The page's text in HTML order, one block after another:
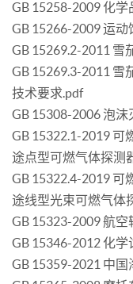
GB 15258-2009 化
GB 15266-2009 运动
GB 15269.2-2011 雪
GB 15269.3-2011 雪
技术要求.pdf
GB 15308-2006 泡沫
GB 15322.1-2019 可
途点型可燃气体探测
GB 15322.4-2019 可
途线型光束可燃气体
GB 15323-2009 航空
GB 15346-2012 化
GB 15359-2021 中